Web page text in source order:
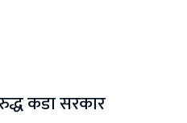
कडा सरकार